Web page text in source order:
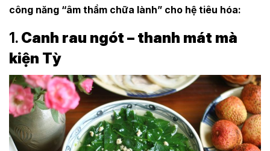
công năng “âm thầm chữa lành” cho hệ tiêu hóa:
1. Canh rau ngót – thanh mát mà
kiện Tỳ